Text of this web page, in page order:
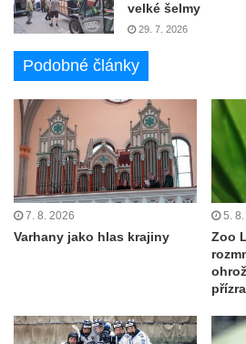
velké šelmy
29. 7. 2026
Podobné články
7. 8. 2026
Varhany jako hlas krajiny
5.
Zoo